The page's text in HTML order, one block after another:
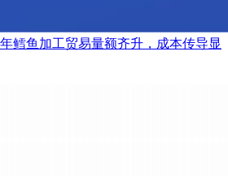
鳕鱼加工贸易量额齐升，成本传导显